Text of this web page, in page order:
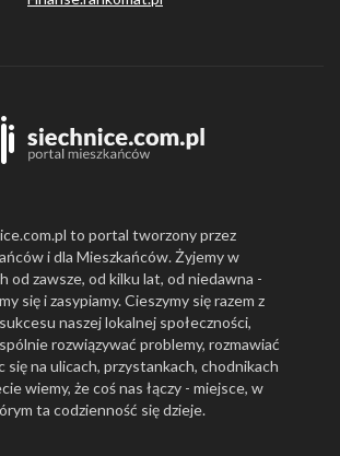
to portal tworzony przez
i dla Mieszkańców. Żyjemy w
od zawsze, od kilku lat, od niedawna -
się i zasypiamy. Cieszymy się razem z
naszej lokalnej społeczności,
rozwiązywać problemy, rozmawiać
się na ulicach, przystankach, chodnikach
wiemy, że coś nas łączy - miejsce, w
ta codzienność się dzieje.